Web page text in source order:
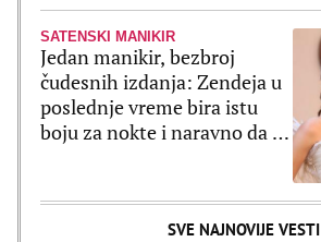
SATENSKI MANIKIR
Jedan manikir, bezbroj
čudesnih izdanja: Zendeja u
poslednje vreme bira istu
boju za nokte i naravno da je
SVE NAJNOVIJE VESTI